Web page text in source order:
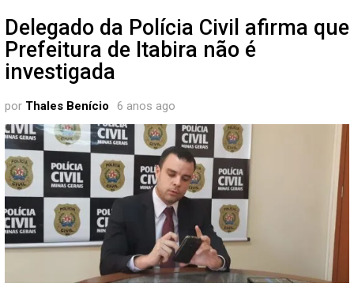
Delegado da Polícia Civil afirma que
Prefeitura de Itabira não é
investigada
por Thales Benício 6 anos ago